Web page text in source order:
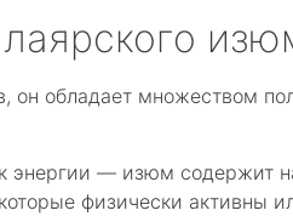
он обладает множеством
энергии — изюм содержит
физически активны